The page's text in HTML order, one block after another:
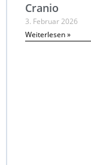
Cranio
3. Februar 2026
Weiterlesen »